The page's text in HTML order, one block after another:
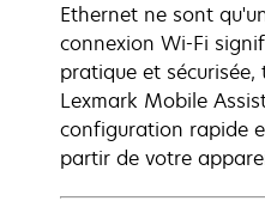
Ethernet ne sont
connexion Wi-Fi
pratique et
Lexmark Mobile
configuration rapide
partir de votre